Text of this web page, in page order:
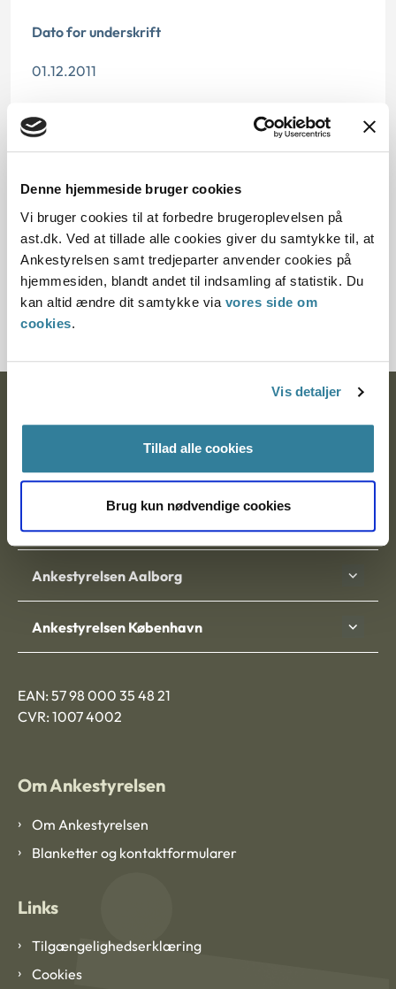
Denne hjemmeside bruger cookies
Vi bruger cookies til at forbedre brugeroplevelsen på
ast.dk. Ved at tillade alle cookies giver du samtykke til, at
Ankestyrelsen samt tredjeparter anvender cookies på
hjemmesiden, blandt andet til indsamling af statistik. Du
kan altid ændre dit samtykke via vores side om
cookies.
Vis detaljer
Tillad alle cookies
Brug kun nødvendige cookies
Dato for underskrift
01.12.2011
10.07.2013
Paragraf
§ 29 § 27 § 2 § 36 § 22 § 31 § 32
Journalnummer
2100047-11
Nytorv 7, 2. sal
9000 Aalborg
Ankestyrelsen Aalborg
Ankestyrelsen København
EAN: 57 98 000 35 48 21
CVR: 1007 4002
Om Ankestyrelsen
Om Ankestyrelsen
Blanketter og kontaktformularer
Links
Tilgængelighedserklæring
Cookies